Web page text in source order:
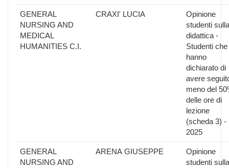
GENERAL
NURSING AND
MEDICAL
HUMANITIES C.I.
CRAXI' LUCIA
Opinione
studenti sulla
didattica -
Studenti che
hanno
dichiarato di
avere
meno del
delle ore di
lezione
(scheda 3) -
2025
GENERAL
NURSING AND
ARENA GIUSEPPE
Opinione
studenti sulla